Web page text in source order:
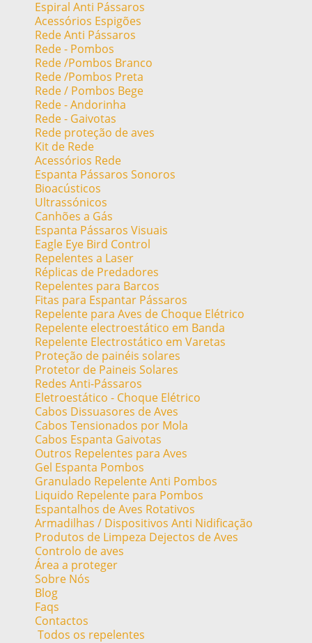
Espiral Anti Pássaros
Acessórios Espigões
Rede Anti Pássaros
Rede - Pombos
Rede /Pombos Branco
Rede /Pombos Preta
Rede / Pombos Bege
Rede - Andorinha
Rede - Gaivotas
Rede proteção de aves
Kit de Rede
Acessórios Rede
Espanta Pássaros Sonoros
Bioacústicos
Ultrassónicos
Canhões a Gás
Espanta Pássaros Visuais
Eagle Eye Bird Control
Repelentes a Laser
Réplicas de Predadores
Repelentes para Barcos
Fitas para Espantar Pássaros
Repelente para Aves de Choque Elétrico
Repelente electroestático em Banda
Repelente Electrostático em Varetas
Proteção de painéis solares
Protetor de Paineis Solares
Redes Anti-Pássaros
Eletroestático - Choque Elétrico
Cabos Dissuasores de Aves
Cabos Tensionados por Mola
Cabos Espanta Gaivotas
Outros Repelentes para Aves
Gel Espanta Pombos
Granulado Repelente Anti Pombos
Liquido Repelente para Pombos
Espantalhos de Aves Rotativos
Armadilhas / Dispositivos Anti Nidificação
Produtos de Limpeza Dejectos de Aves
Controlo de aves
Área a proteger
Sobre Nós
Blog
Faqs
Contactos
Todos os repelentes